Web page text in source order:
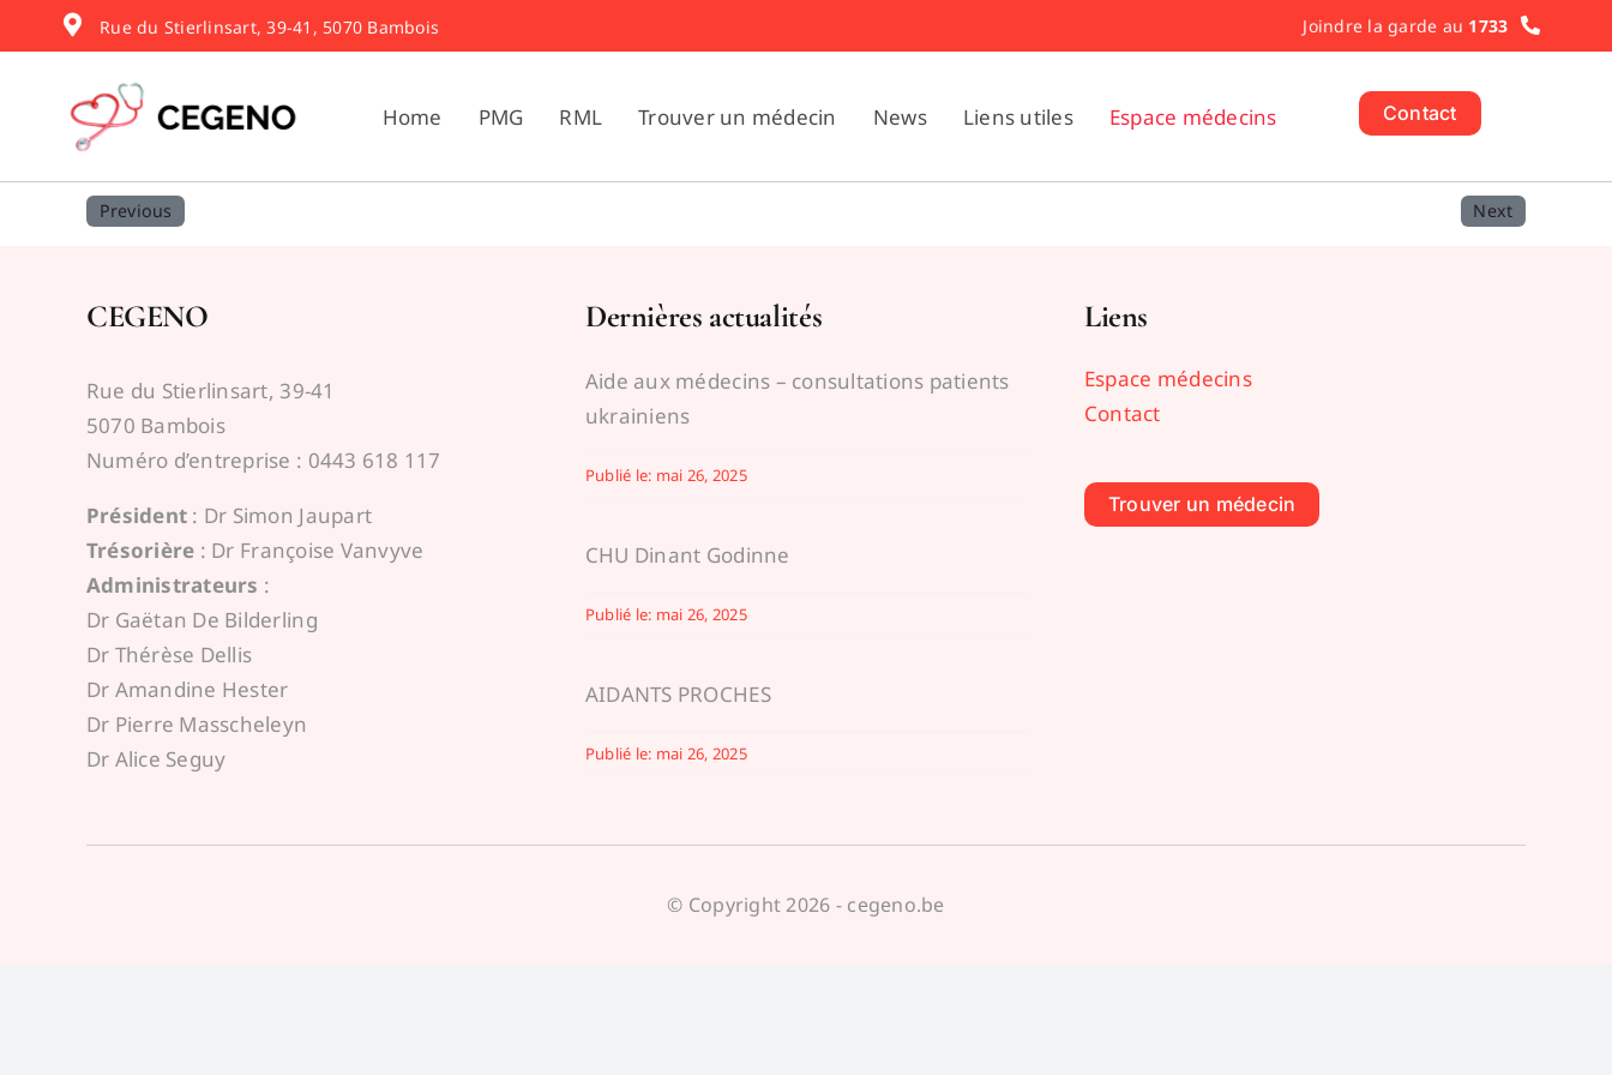
to
Rue du Stierlinsart, 39-41, 5070 Bambois Joindre la garde au 1733
Home PMG RML Trouver un médecin News Liens utiles Espace médecins Contact
Previous Next
CEGENO
Rue du Stierlinsart, 39-41
5070 Bambois
Numéro d’entreprise : 0443 618 117
Président : Dr Simon Jaupart
Trésorière : Dr Françoise Vanvyve
Administrateurs :
Dr Gaëtan De Bilderling
Dr Thérèse Dellis
Dr Amandine Hester
Dr Pierre Masscheleyn
Dr Alice Seguy
Dernières actualités
Aide aux médecins – consultations patients
ukrainiens
Publié le: mai 26, 2025
CHU Dinant Godinne
Publié le: mai 26, 2025
AIDANTS PROCHES
Publié le: mai 26, 2025
Liens
Espace médecins
Contact
Trouver un médecin
© Copyright 2026 - cegeno.be